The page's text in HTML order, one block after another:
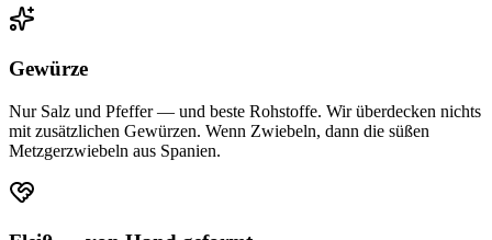
Gewürze
Nur Salz und Pfeffer — und beste Rohstoffe. Wir überdecken nichts
mit zusätzlichen Gewürzen. Wenn Zwiebeln, dann die süßen
Metzgerzwiebeln aus Spanien.